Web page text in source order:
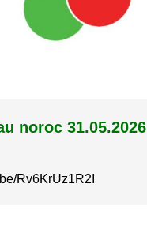
noroc 31.05.2026
Rv6KrUz1R2I